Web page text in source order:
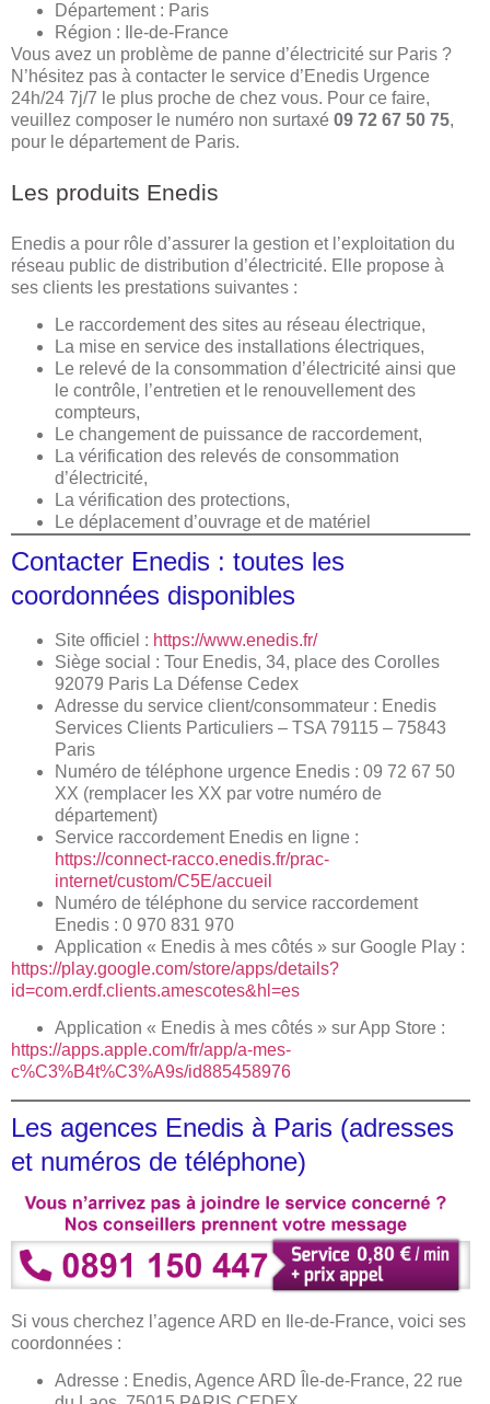
Département : Paris
Région : Ile-de-France
Vous avez un problème de panne d’électricité sur Paris ?
N’hésitez pas à contacter le service d’Enedis Urgence
24h/24 7j/7 le plus proche de chez vous. Pour ce faire,
veuillez composer le numéro non surtaxé 09 72 67 50 75,
pour le département de Paris.
Les produits Enedis
Enedis a pour rôle d’assurer la gestion et l’exploitation du
réseau public de distribution d’électricité. Elle propose à
ses clients les prestations suivantes :
Le raccordement des sites au réseau électrique,
La mise en service des installations électriques,
Le relevé de la consommation d’électricité ainsi que
le contrôle, l’entretien et le renouvellement des
compteurs,
Le changement de puissance de raccordement,
La vérification des relevés de consommation
d’électricité,
La vérification des protections,
Le déplacement d’ouvrage et de matériel
Contacter Enedis : toutes les
coordonnées disponibles
Site officiel : https://www.enedis.fr/
Siège social : Tour Enedis, 34, place des Corolles
92079 Paris La Défense Cedex
Adresse du service client/consommateur : Enedis
Services Clients Particuliers – TSA 79115 – 75843
Paris
Numéro de téléphone urgence Enedis : 09 72 67 50
XX (remplacer les XX par votre numéro de
département)
Service raccordement Enedis en ligne :
https://connect-racco.enedis.fr/prac-
internet/custom/C5E/accueil
Numéro de téléphone du service raccordement
Enedis : 0 970 831 970
Application « Enedis à mes côtés » sur Google Play :
https://play.google.com/store/apps/details?
id=com.erdf.clients.amescotes&hl=es
Application « Enedis à mes côtés » sur App Store :
https://apps.apple.com/fr/app/a-mes-
c%C3%B4t%C3%A9s/id885458976
Les agences Enedis à Paris (adresses
et numéros de téléphone)
Si vous cherchez l’agence ARD en Ile-de-France, voici ses
coordonnées :
Adresse : Enedis, Agence ARD Île-de-France, 22 rue